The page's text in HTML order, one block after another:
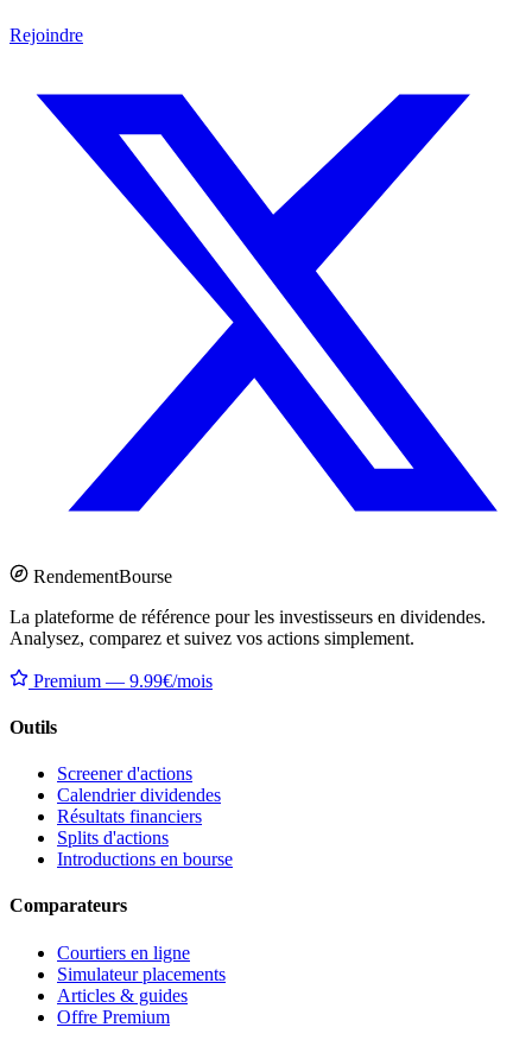
Rejoindre
RendementBourse
La plateforme de référence pour les investisseurs en dividendes.
Analysez, comparez et suivez vos actions simplement.
Premium — 9.99€/mois
Outils
Screener d'actions
Calendrier dividendes
Résultats financiers
Splits d'actions
Introductions en bourse
Comparateurs
Courtiers en ligne
Simulateur placements
Articles & guides
Offre Premium